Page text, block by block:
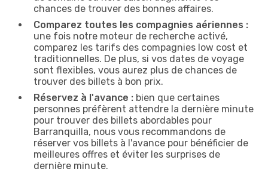
chances de trouver des bonnes affaires.
Comparez toutes les compagnies aériennes :
une fois notre moteur de recherche activé,
comparez les tarifs des compagnies low cost et
traditionnelles. De plus, si vos dates de voyage
sont flexibles, vous aurez plus de chances de
trouver des billets à bon prix.
Réservez à l'avance : bien que certaines
personnes préfèrent attendre la dernière minute
pour trouver des billets abordables pour
Barranquilla, nous vous recommandons de
réserver vos billets à l'avance pour bénéficier de
meilleures offres et éviter les surprises de
dernière minute.